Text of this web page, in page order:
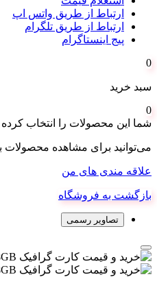
ارتباط از طریق واتس اپ
ارتباط از طریق تلگرام
پیج اینستاگرام
0
سبد خرید
0
شما این محصولات را انتخاب کرده
می‌توانید برای مشاهده محصولات
علاقه مندی های من
بازگشت به فروشگاه
تصاویر رسمی